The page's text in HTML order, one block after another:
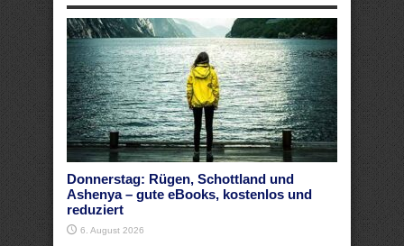
Donnerstag: Rügen, Schottland und
Ashenya – gute eBooks, kostenlos und
reduziert
6. August 2026